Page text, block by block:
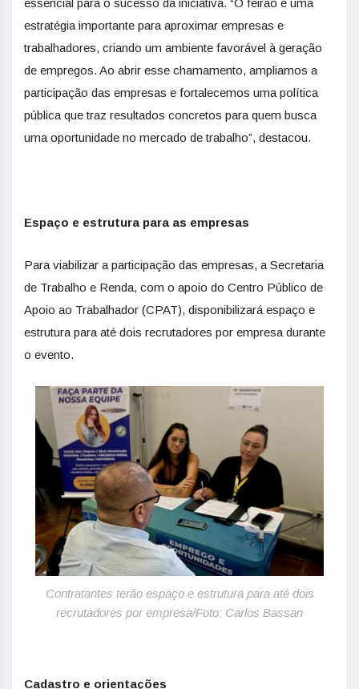
essencial para o sucesso da iniciativa. “O feirão é uma
estratégia importante para aproximar empresas e
trabalhadores, criando um ambiente favorável à geração
de empregos. Ao abrir esse chamamento, ampliamos a
participação das empresas e fortalecemos uma política
pública que traz resultados concretos para quem busca
uma oportunidade no mercado de trabalho”, destacou.
Espaço e estrutura para as empresas
Para viabilizar a participação das empresas, a Secretaria
de Trabalho e Renda, com o apoio do Centro Público de
Apoio ao Trabalhador (CPAT), disponibilizará espaço e
estrutura para até dois recrutadores por empresa durante
o evento.
Contratantes terão espaço e estrutura para até dois
recrutadores por empresa/Foto: Carlos Bassan
Cadastro e orientações